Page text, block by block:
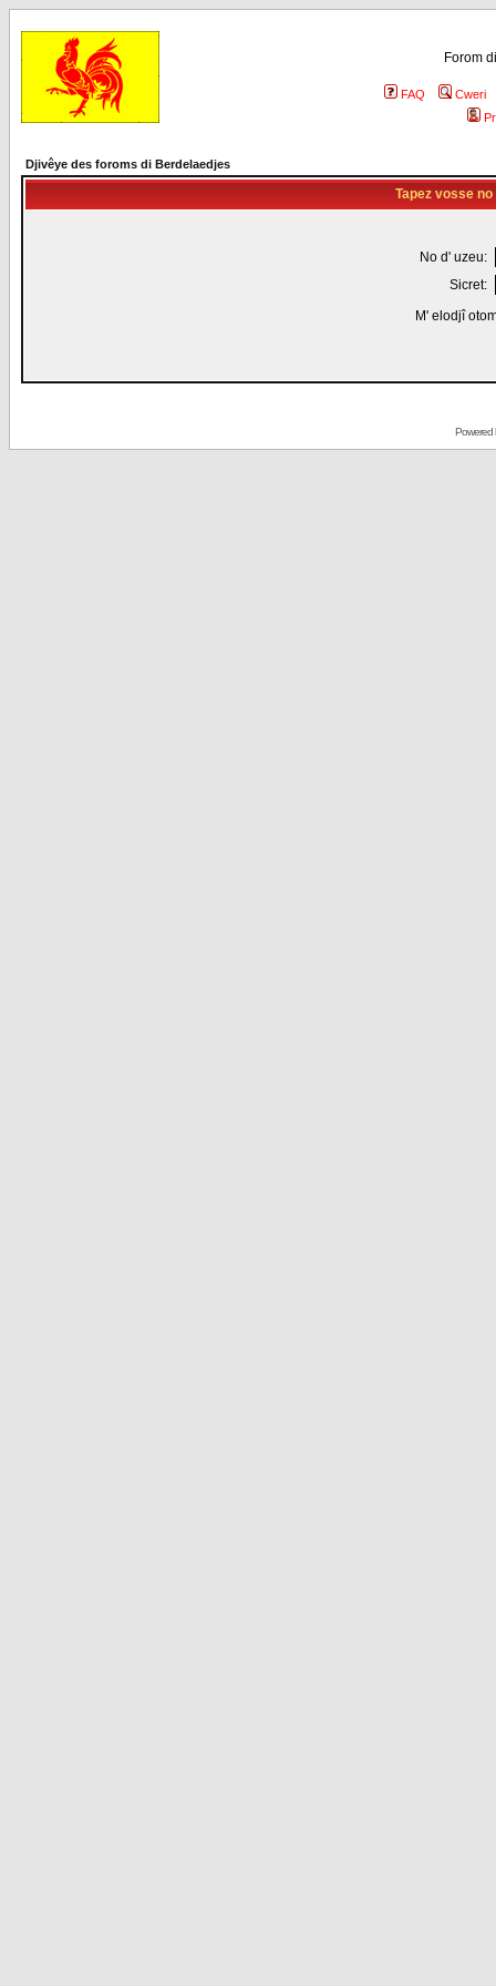
Forom
FAQ
Cweri
Djivêye des foroms di Berdelaedjes
Tapez vosse
No d' uzeu:
Sicret:
M' elodjî
Powered